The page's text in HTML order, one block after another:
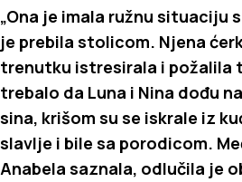
„Ona je imala ružnu situaciju
je prebila stolicom. Njena
trenutku istresirala i požalila
trebalo da Luna i Nina dođu
sina, krišom su se iskrale iz
slavlje i bile sa porodicom.
Anabela saznala, odlučila je